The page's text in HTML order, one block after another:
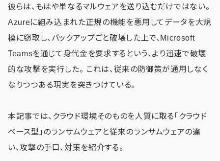
彼らは、もはや単なるマルウェアを送り込むだけではない。
Azureに組み込まれた正規の機能を悪用してデータを大規
模に窃取し、バックアップごと破壊した上で、Microsoft
Teamsを通じて身代金を要求するという、より迅速で破壊
的な攻撃を実行した。 これは、従来の防御策が通用しなく
なりつつある現実を突きつけている。
本記事では、クラウド環境そのものを人質に取る「クラウド
ベース型」のランサムウェアと従来のランサムウェアの違
い、攻撃の手口、対策を紹介する。